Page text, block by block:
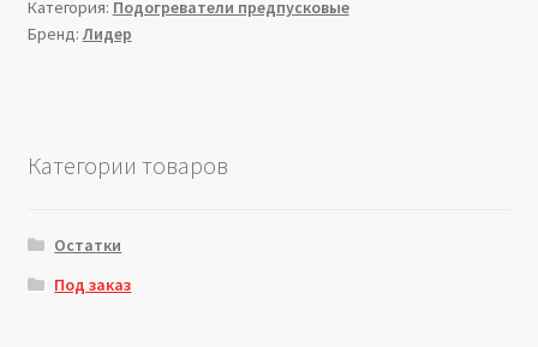
Категория: Подогреватели предпусковые
Бренд:Лидер
Категории товаров
Остатки
Под заказ